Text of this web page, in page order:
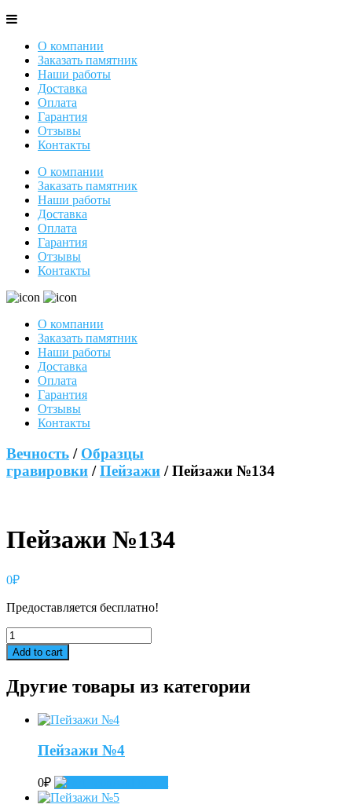
О компании
Заказать памятник
Наши работы
Доставка
Оплата
Гарантия
Отзывы
Контакты
О компании
Заказать памятник
Наши работы
Доставка
Оплата
Гарантия
Отзывы
Контакты
О компании
Заказать памятник
Наши работы
Доставка
Оплата
Гарантия
Отзывы
Контакты
Вечность / Образцы
гравировки /Пейзажи / Пейзажи №134
Пейзажи №134
0₽
Предоставляется бесплатно!
Пейзажи
№134
quantity
Add to cart
Другие товары из категории
Пейзажи №4
0₽